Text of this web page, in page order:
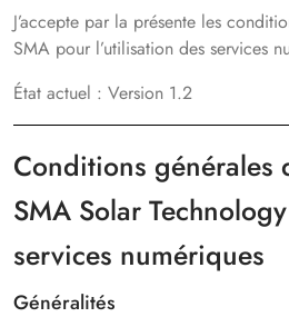
J’accepte par la présente les
SMA pour l’utilisation des services
État actuel : Version 1.2
Conditions générales
SMA Solar
services numériques
Généralités